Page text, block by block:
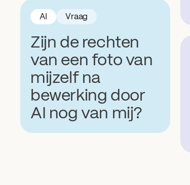
Zijn de rechten
van een foto van
mijzelf na
bewerking door
AI nog van mij?
AI Vraag